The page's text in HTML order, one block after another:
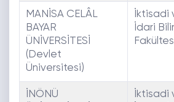
MANİSA CELÂL
BAYAR
ÜNİVERSİTESİ
(Devlet
Üniversitesi)
İktisadi
İdari
İNÖNÜ
İktisadi